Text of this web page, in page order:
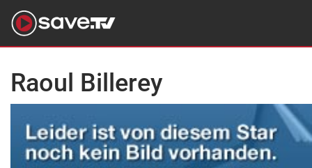
Raoul Billerey